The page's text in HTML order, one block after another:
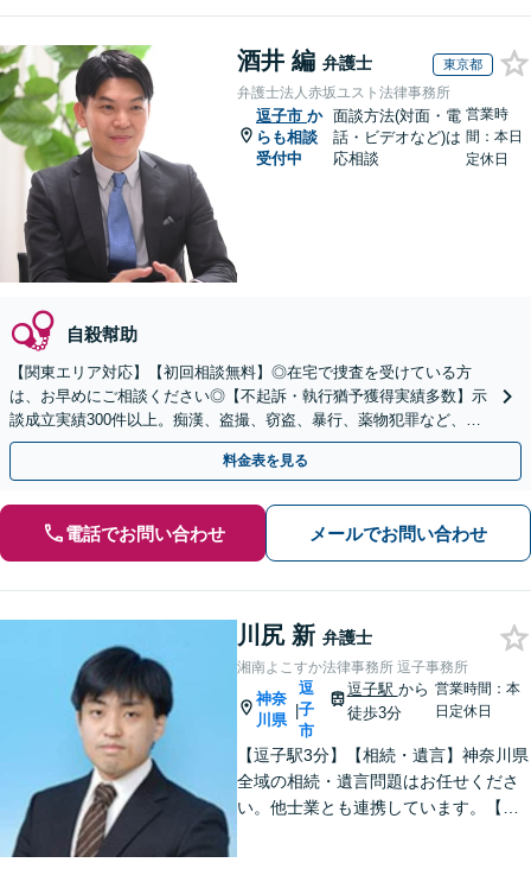
酒井 編 弁護士 東京都
弁護士法人赤坂ユスト法律事務所
逗子市 か
らも相談
受付中
面談方法(対面・電
話・ビデオなど)は
応相談
営業時
間：本日
定休日
自殺幇助
【関東エリア対応】【初回相談無料】◎在宅で捜査を受けている方
は、お早めにご相談ください◎【不起訴・執行猶予獲得実績多数】示
談成立実績300件以上。痴漢、盗撮、窃盗、暴行、薬物犯罪など、豊
富な経験と知見を活かし、将来を見据え総合的にサポート
料金表を見る
電話でお問い合わせ メールでお問い合わせ
川尻 新 弁護士
湘南よこすか法律事務所 逗子事務所
神奈
川県
|
逗
子
市
逗子駅 から
徒歩3分
営業時間：本
日定休日
【逗子駅3分】【相続・遺言】神奈川県
全域の相続・遺言問題はお任せくださ
い。他士業とも連携しています。【離